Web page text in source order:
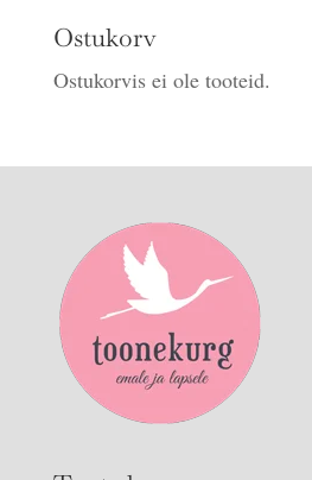
Ostukorv
Ostukorvis ei ole tooteid.